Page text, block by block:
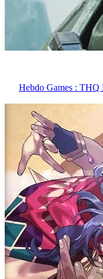
Hebdo Games : THQ